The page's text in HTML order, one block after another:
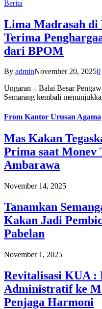
Berita
Lima Madrasah di
Terima
dari BPOM
By adminNovember 20, 20250
Ungaran – Balai Besar
Semarang kembali
From Kantor Urusan Agama
Mas Kakan
Prima saat Monev
Ambarawa
November 14, 2025
Tanamkan
Kakan Jadi
Pabelan
November 1, 2025
Revitalisasi KUA :
Administratif ke
Penjaga Harmoni